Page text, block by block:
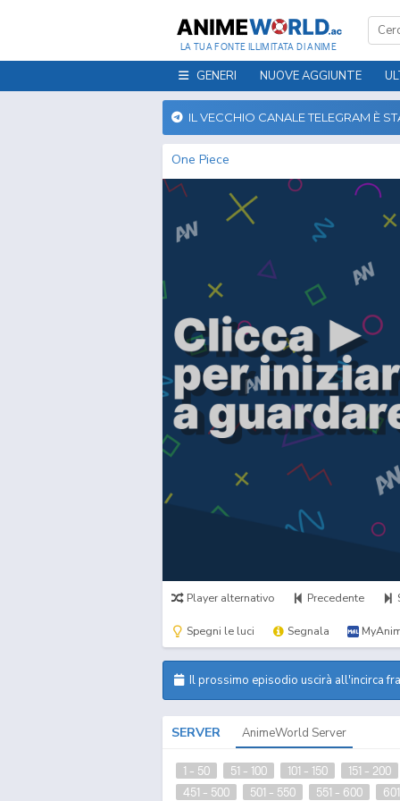
LA TUA FONTE ILLIMITATA DI ANIME
GENERI NUOVE AGGIUNTE
IL VECCHIO CANALE TELEGRAM È
One Piece
Player alternativo Precedente
Spegni le luci Segnala
Il prossimo episodio uscirà all'incirca
SERVER AnimeWorld Server
1 - 50 51 - 100 101 - 150
151 - 200
451 - 500
501 - 550 551 - 600